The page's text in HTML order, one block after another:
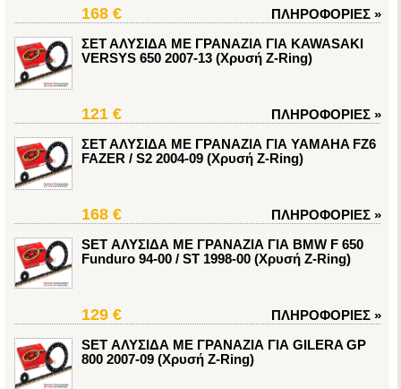
168 € ΠΛΗΡΟΦΟΡΙΕΣ »
ΣΕΤ ΑΛΥΣΙΔΑ ΜΕ ΓΡΑΝΑΖΙΑ ΓΙΑ KAWASAKI
VERSYS 650 2007-13 (Χρυσή Z-Ring)
121 € ΠΛΗΡΟΦΟΡΙΕΣ »
ΣΕΤ ΑΛΥΣΙΔΑ ΜΕ ΓΡΑΝΑΖΙΑ ΓΙΑ YAMAHA FZ6
FAZER / S2 2004-09 (Χρυσή Z-Ring)
168 € ΠΛΗΡΟΦΟΡΙΕΣ »
SET ΑΛΥΣΙΔΑ ΜΕ ΓΡΑΝΑΖΙΑ ΓΙΑ BMW F 650
Funduro 94-00 / ST 1998-00 (Χρυσή Z-Ring)
129 € ΠΛΗΡΟΦΟΡΙΕΣ »
SET ΑΛΥΣΙΔΑ ΜΕ ΓΡΑΝΑΖΙΑ ΓΙΑ GILERA GP
800 2007-09 (Χρυσή Z-Ring)